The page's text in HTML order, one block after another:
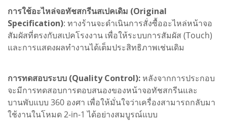
การใช้อะไหล่จอทัชสกรีนสเปคเดิม (Original
Specification): ทางร้านจะดำเนินการสั่งซื้ออะไหล่หน้าจอ
สัมผัสที่ตรงกับสเปคโรงงาน เพื่อให้ระบบการสัมผัส (Touch)
และการแสดงผลทำงานได้เต็มประสิทธิภาพเช่นเดิม
การทดสอบระบบ (Quality Control): หลังจากการประกอบ
จะมีการทดสอบการตอบสนองของหน้าจอทัชสกรีนและ
บานพับแบบ 360 องศา เพื่อให้มั่นใจว่าเครื่องสามารถกลับมา
ใช้งานในโหมด 2-in-1 ได้อย่างสมบูรณ์แบบ